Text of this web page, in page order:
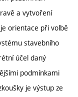
a vytvoření
orientace při volbě
stavebního
účel daný
podmínkami
je výstup ze